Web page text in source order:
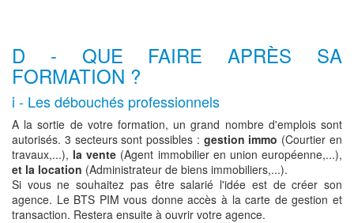
D - QUE FAIRE APRÈS SA
FORMATION ?
i - Les débouchés professionnels
A la sortie de votre formation, un grand nombre d'emplois sont
autorisés. 3 secteurs sont possibles : gestion immo (Courtier en
travaux,...), la vente (Agent immobilier en union européenne,...),
et la location (Administrateur de biens immobiliers,...).
Si vous ne souhaitez pas être salarié l'idée est de créer son
agence. Le BTS PIM vous donne accès à la carte de gestion et
transaction. Restera ensuite à ouvrir votre agence.